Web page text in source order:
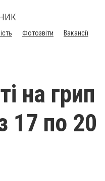
Фотозвіти Вакансії
на грип
17 по 20